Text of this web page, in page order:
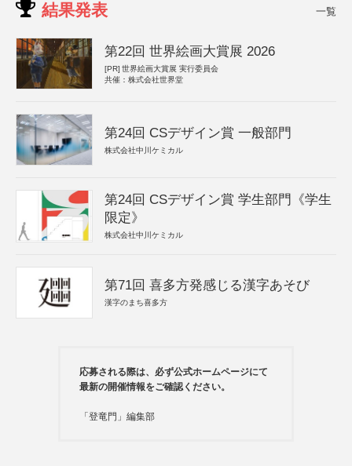
結果発表 一覧
第22回 世界絵画大賞展 2026
[PR] 世界絵画大賞展 実行委員会
共催：株式会社世界堂
第24回 CSデザイン賞 一般部門
株式会社中川ケミカル
第24回 CSデザイン賞 学生部門《学生
限定》
株式会社中川ケミカル
第71回 喜多方発感じる漢字あそび
漢字のまち喜多方
応募される際は、必ず公式ホームページにて
最新の開催情報をご確認ください。
「登竜門」編集部